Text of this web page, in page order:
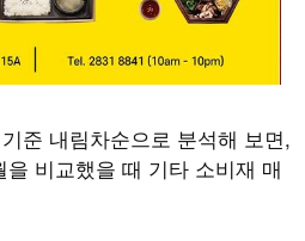
준 내림차순으로 분석해 보면,
을 비교했을 때 기타 소비재 매